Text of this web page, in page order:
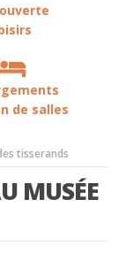
de salles
tisserands
MUSÉE